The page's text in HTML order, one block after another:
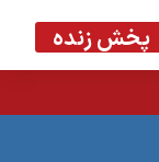
پخش زنده